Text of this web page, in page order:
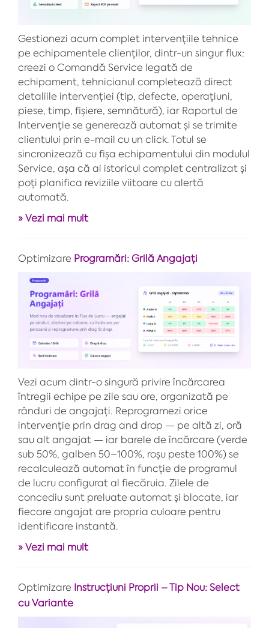
Gestionezi acum complet intervențiile tehnice
pe echipamentele clienților, dintr-un singur flux:
creezi o Comandă Service legată de
echipament, tehnicianul completează direct
detaliile intervenției (tip, defecte, operațiuni,
piese, timp, fișiere, semnătură), iar Raportul de
Intervenție se generează automat și se trimite
clientului prin e-mail cu un click. Totul se
sincronizează cu fișa echipamentului din modulul
Service, așa că ai istoricul complet centralizat și
poți planifica reviziile viitoare cu alertă
automată.
» Vezi mai mult
Optimizare Programări: Grilă Angajați
Vezi acum dintr-o singură privire încărcarea
întregii echipe pe zile sau ore, organizată pe
rânduri de angajați. Reprogramezi orice
intervenție prin drag and drop — pe altă zi, oră
sau alt angajat — iar barele de încărcare (verde
sub 50%, galben 50–100%, roșu peste 100%) se
recalculează automat în funcție de programul
de lucru configurat al fiecăruia. Zilele de
concediu sunt preluate automat și blocate, iar
fiecare angajat are propria culoare pentru
identificare instantă.
» Vezi mai mult
Optimizare Instrucțiuni Proprii – Tip Nou: Select
cu Variante